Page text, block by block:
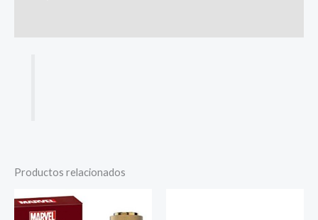
Productos relacionados